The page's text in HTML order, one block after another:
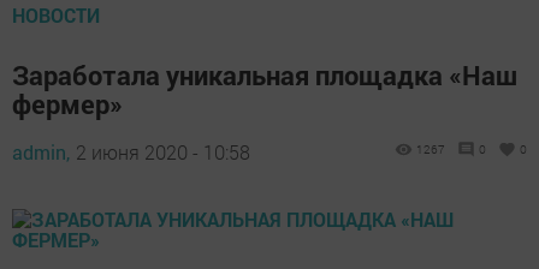
НОВОСТИ
Заработала уникальная площадка «Наш
фермер»
admin, 2 июня 2020 - 10:58 1267 0 0